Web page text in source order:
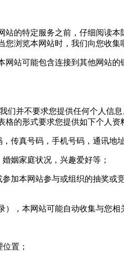
的特定服务之前，仔细阅读
浏览本网站时，我们向您收
可能包含连接到其他网站的
并不要求您提供任何个人信
的形式要求您提供如下个人资
传真号码，手机号码，通讯地址
姻家庭状况，兴趣爱好等；
本网站参与或组织的抽奖或
，本网站可能自动收集与您相
置；